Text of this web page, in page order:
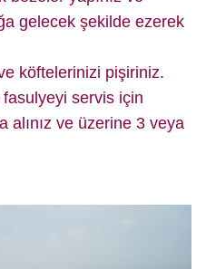
gelecek şekilde ezerek
ve köftelerinizi pişiriniz.
servis için
alınız ve üzerine 3 veya